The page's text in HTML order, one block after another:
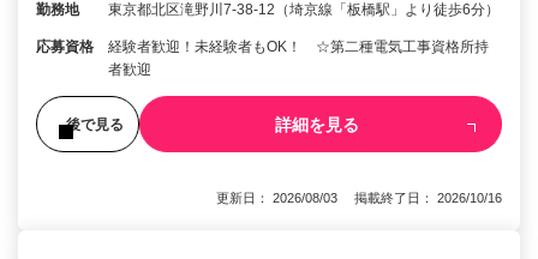
勤務地 東京都北区滝野川7-38-12（埼京線「板橋駅」より徒歩6分）
応募資格
経験者歓迎！未経験者もOK！ ☆第二種電気工事資格所持
者歓迎
後で見る 詳細を見る
更新日： 2026/08/03 掲載終了日： 2026/10/16